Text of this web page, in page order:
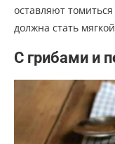
оставляют
должна стать
С грибами и